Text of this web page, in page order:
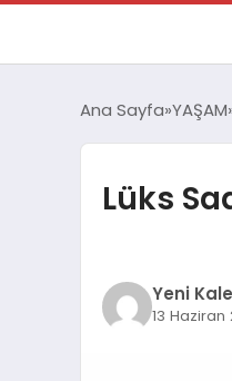
Ana Sayfa YAŞAM
Lüks
Yeni
13 Haziran